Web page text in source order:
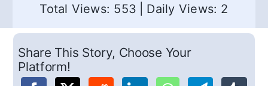
Total Views: 553 Daily Views: 2
Share This Story, Choose Your
Platform!